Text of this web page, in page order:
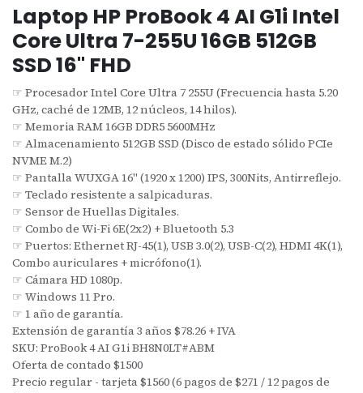
Laptop HP ProBook 4 AI G1i Intel
Core Ultra 7-255U 16GB 512GB
SSD 16" FHD
☞ Procesador Intel Core Ultra 7 255U (Frecuencia hasta 5.20
GHz, caché de 12MB, 12 núcleos, 14 hilos).
☞ Memoria RAM 16GB DDR5 5600MHz
☞ Almacenamiento 512GB SSD (Disco de estado sólido PCIe
NVME M.2)
☞ Pantalla WUXGA 16" (1920 x 1200) IPS, 300Nits, Antirreflejo.
☞ Teclado resistente a salpicaduras.
☞ Sensor de Huellas Digitales.
☞ Combo de Wi-Fi 6E(2x2) + Bluetooth 5.3
☞ Puertos: Ethernet RJ-45(1), USB 3.0(2), USB-C(2), HDMI 4K(1),
Combo auriculares + micrófono(1).
☞ Cámara HD 1080p.
☞ Windows 11 Pro.
☞ 1 año de garantía.
Extensión de garantía 3 años $78.26 + IVA
SKU: ProBook 4 AI G1i BH8N0LT#ABM
Oferta de contado $1500
Precio regular - tarjeta $1560 (6 pagos de $271 / 12 pagos de